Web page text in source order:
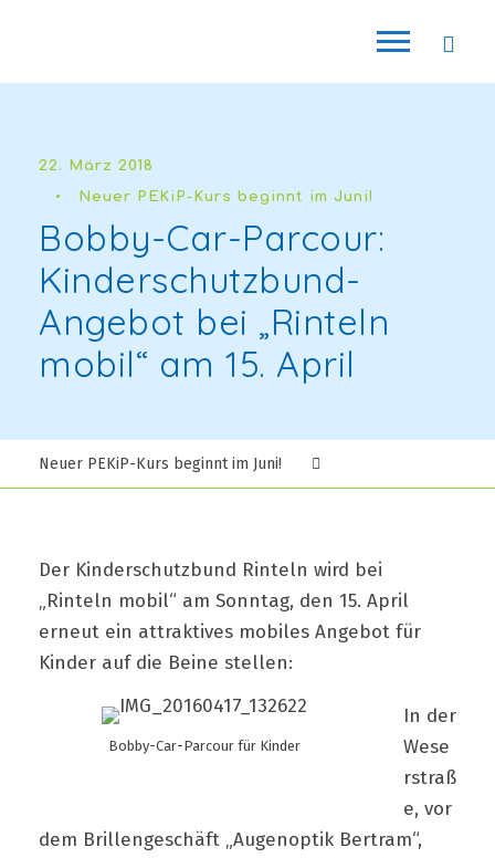
22. März 2018
•
Neuer PEKiP-Kurs beginnt im Juni!
Bobby-Car-Parcour:
Kinderschutzbund-
Angebot bei „Rinteln
mobil“ am 15. April
Neuer PEKiP-Kurs beginnt im Juni!
Der Kinderschutzbund Rinteln wird bei
„Rinteln mobil“ am Sonntag, den 15. April
erneut ein attraktives mobiles Angebot für
Kinder auf die Beine stellen:
Bobby-Car-Parcour für Kinder
In der
Wese
rstraß
e, vor
dem Brillengeschäft „Augenoptik Bertram“,